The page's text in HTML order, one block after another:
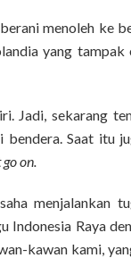
menoleh ke
yang
Jadi, sekarang
Saat itu
on.
menjalankan
Raya
kawan kami,